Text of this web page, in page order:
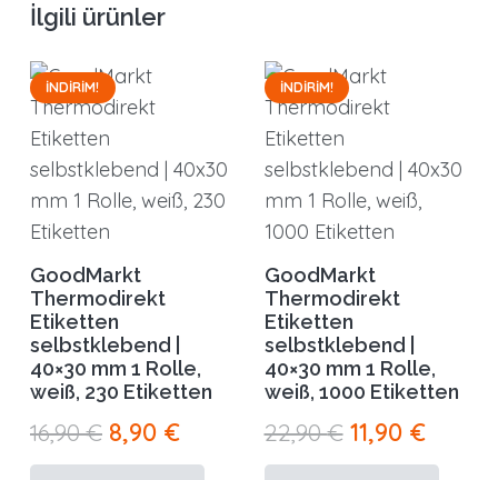
İlgili ürünler
İNDIRIM!
GoodMarkt
Thermodirekt
Etiketten
selbstklebend |
40×30 mm 1 Rolle,
weiß, 230 Etiketten
16,90€ Orijinal
fiyat:
8,90 €Şu
andaki
İNDIRIM!
GoodMarkt
Thermodirekt
Etiketten
selbstklebend |
40×30 mm 1 Rolle,
weiß, 1000 Etiketten
22,90€ Orijinal
fiyat:
11,90 €Şu